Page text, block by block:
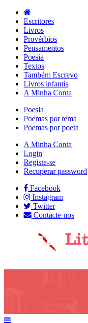
Escritores
Livros
Provérbios
Pensamentos
Poesia
Textos
Também Escrevo
Livros infantis
A Minha Conta
Poesia
Poemas por tema
Poemas por poeta
A Minha Conta
Login
Registe-se
Recuperar password
Facebook
Instagram
Twitter
Contacte-nos